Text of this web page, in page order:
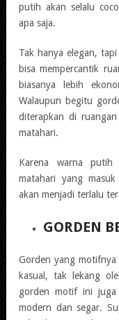
putih akan selalu
apa saja.
Tak hanya elegan,
bisa mempercantik
biasanya lebih
Walaupun begitu
diterapkan di
matahari.
Karena warna
matahari yang
akan menjadi terlalu
GORDEN
Gorden yang
kasual, tak lekang
gorden motif ini juga
modern dan segar.